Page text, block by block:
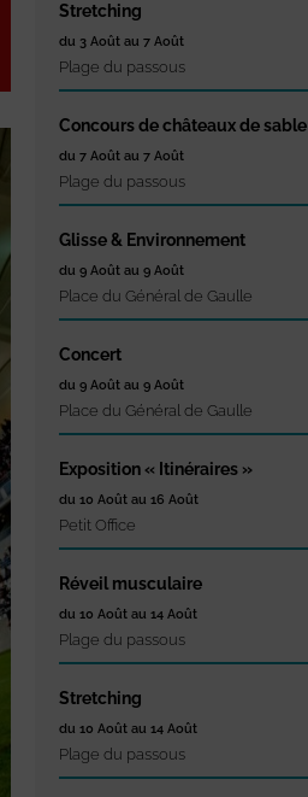
Stretching
du 3 Août au 7 Août
Plage du passous
Concours de châteaux de sable
du 7 Août au 7 Août
Plage du passous
Glisse & Environnement
du 9 Août au 9 Août
Place du Général de Gaulle
Concert
du 9 Août au 9 Août
Place du Général de Gaulle
Exposition « Itinéraires »
du 10 Août au 16 Août
Petit Office
Réveil musculaire
du 10 Août au 14 Août
Plage du passous
Stretching
du 10 Août au 14 Août
Plage du passous